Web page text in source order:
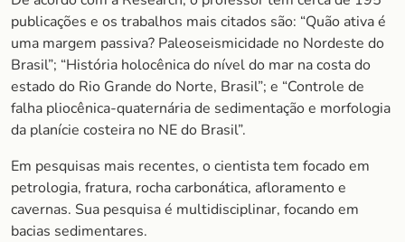
publicações e os trabalhos mais citados são: “Quão ativa é
uma margem passiva? Paleoseismicidade no Nordeste do
Brasil”; “História holocênica do nível do mar na costa do
estado do Rio Grande do Norte, Brasil”; e “Controle de
falha pliocênica-quaternária de sedimentação e morfologia
da planície costeira no NE do Brasil”.
Em pesquisas mais recentes, o cientista tem focado em
petrologia, fratura, rocha carbonática, afloramento e
cavernas. Sua pesquisa é multidisciplinar, focando em
bacias sedimentares.